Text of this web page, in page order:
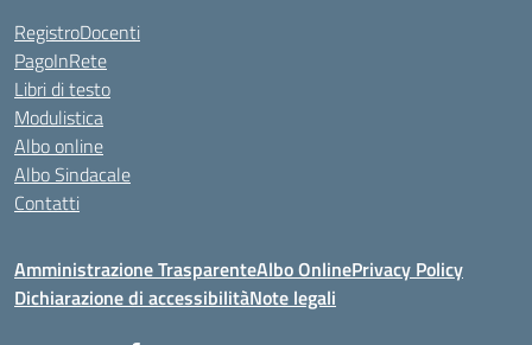
RegistroDocenti
PagoInRete
Libri di testo
Modulistica
Albo online
Albo Sindacale
Contatti
Amministrazione TrasparenteAlbo OnlinePrivacy Policy
Dichiarazione di accessibilitàNote legali